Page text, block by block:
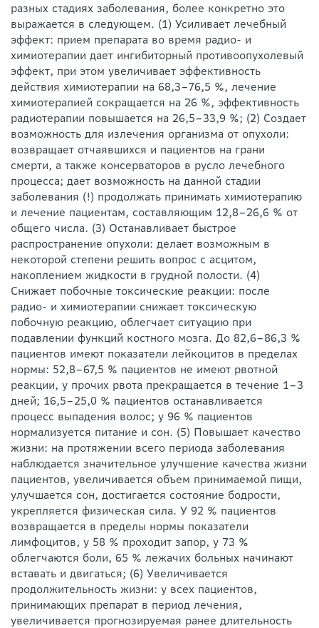
разных стадиях заболевания, более конкретно это
выражается в следующем. (1) Усиливает лечебный
эффект: прием препарата во время радио- и
химиотерапии дает ингибиторный противоопухолевый
эффект, при этом увеличивает эффективность
действия химиотерапии на 68,3–76,5 %, лечение
химиотерапией сокращается на 26 %, эффективность
радиотерапии повышается на 26,5–33,9 %; (2) Создает
возможность для излечения организма от опухоли:
возвращает отчаявшихся и пациентов на грани
смерти, а также консерваторов в русло лечебного
процесса; дает возможность на данной стадии
заболевания (!) продолжать принимать химиотерапию
и лечение пациентам, составляющим 12,8–26,6 % от
общего числа. (3) Останавливает быстрое
распространение опухоли: делает возможным в
некоторой степени решить вопрос с асцитом,
накоплением жидкости в грудной полости. (4)
Снижает побочные токсические реакции: после
радио- и химиотерапии снижает токсическую
побочную реакцию, облегчает ситуацию при
подавлении функций костного мозга. До 82,6–86,3 %
пациентов имеют показатели лейкоцитов в пределах
нормы: 52,8–67,5 % пациентов не имеют рвотной
реакции, у прочих рвота прекращается в течение 1–3
дней; 16,5–25,0 % пациентов останавливается
процесс выпадения волос; у 96 % пациентов
нормализуется питание и сон. (5) Повышает качество
жизни: на протяжении всего периода заболевания
наблюдается значительное улучшение качества жизни
пациентов, увеличивается объем принимаемой пищи,
улучшается сон, достигается состояние бодрости,
укрепляется физическая сила. У 92 % пациентов
возвращается в пределы нормы показатели
лимфоцитов, у 58 % проходит запор, у 73 %
облегчаются боли, 65 % лежачих больных начинают
вставать и двигаться; (6) Увеличивается
продолжительность жизни: у всех пациентов,
принимающих препарат в период лечения,
увеличивается прогнозируемая ранее длительность